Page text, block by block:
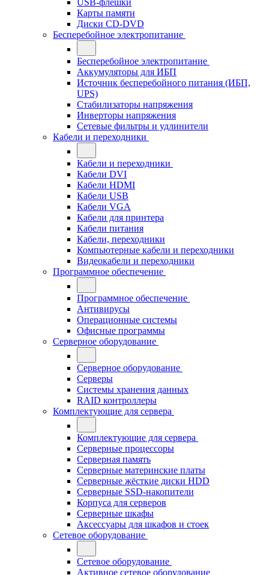
USB-флешки
Карты памяти
Диски CD-DVD
Бесперебойное электропитание
Бесперебойное электропитание
Аккумуляторы для ИБП
Источник бесперебойного питания (ИБП,
UPS)
Стабилизаторы напряжения
Инверторы напряжения
Сетевые фильтры и удлинители
Кабели и переходники
Кабели и переходники
Кабели DVI
Кабели HDMI
Кабели USB
Кабели VGA
Кабели для принтера
Кабели питания
Кабели, переходники
Компьютерные кабели и переходники
Видеокабели и переходники
Программное обеспечение
Программное обеспечение
Антивирусы
Операционные системы
Офисные программы
Серверное оборудование
Серверное оборудование
Серверы
Системы хранения данных
RAID контроллеры
Комплектующие для сервера
Комплектующие для сервера
Серверные процессоры
Серверная память
Серверные материнские платы
Серверные жёсткие диски HDD
Серверные SSD-накопители
Корпуса для серверов
Серверные шкафы
Аксессуары для шкафов и стоек
Сетевое оборудование
Сетевое оборудование
Активное сетевое оборудование